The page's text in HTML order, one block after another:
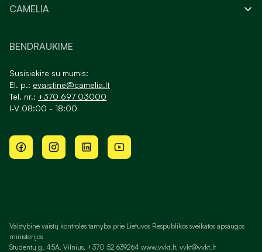
CAMELIA
BENDRAUKIME
Susisiekite su mumis:
El. p.: evaistine@camelia.lt
Tel. nr.: +370 697 03000
I-V 08:00 - 18:00
Valstybinė vaistų kontrolės tarnyba prie Lietuvos Respublikos sveikatos apsaugos
ministerijos
Studentų g. 45A, Vilnius, +370 52 639264 www.vvkt.lt, vvkt@vvkt.lt